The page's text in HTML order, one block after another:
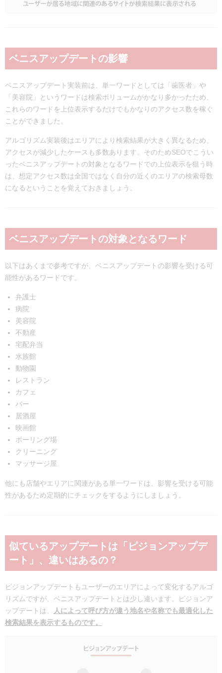
ベニスアップデートの影響
ベニスアップデート実装前は、単一ワードとしては「歯医者」や
「美容院」というワードは検索ボリュームがかなり多かったため、
これらのワードを上位表示するだけでもかなりのアクセス数を稼ぐ
ことができました。
アルゴリズム実装後はエリアにより検索結果が大きく異なるため、
アクセスが減少したケースも多数あります。そのためSEOでこうい
ったベニスアップデートの対象となるワードでの上位表示を狙う時
は、想定アクセス数は全国ではなく自分の近くのエリアの検索母数
になるということを覚えておきましょう。
ベニスアップデートの対象となるワード
以下はあくまで参考ですが、ベニスアップデートの影響を受ける可
能性があるワードです。
弁護士
病院
美容院
不動産
宅配弁当
水族館
動物園
レストラン
カフェ
バー
居酒屋
映画館
ボーリング場
クリーニング
マッサージ屋
他にも店舗やエリアに関連がある単一ワードは、影響を受ける可能
性があるため定期的にチェックをするようにしましょう。
似ているアップデートは「ピジョンアップデ
ート」、違いはあるの？
ピジョンアップデートもユーザーのエリアによって変化するアルゴ
リズムですが、ベニスアップデートとは少し違います。
ピジョンア
ップデートは、
人によって呼び方が違う地名や名称でも最適化した
検索結果を表示するものです。